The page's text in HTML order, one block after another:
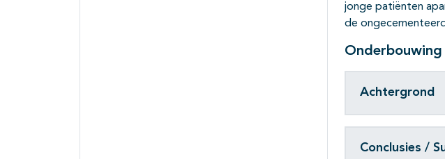
jonge patiënten
de
Onderbouwing
Achtergrond
Conclusies /